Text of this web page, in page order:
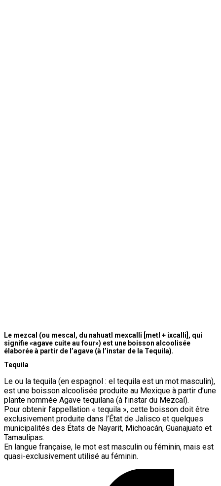
Le mezcal (ou mescal, du nahuatl mexcalli [metl + ixcalli], qui
signifie «agave cuite au four») est une boisson alcoolisée
élaborée à partir de l’agave (à l’instar de la Tequila).
Tequila
Le ou la tequila (en espagnol : el tequila est un mot masculin),
est une boisson alcoolisée produite au Mexique à partir d’une
plante nommée Agave tequilana (à l’instar du Mezcal).
Pour obtenir l’appellation « tequila », cette boisson doit être
exclusivement produite dans l’État de Jalisco et quelques
municipalités des États de Nayarit, Michoacán, Guanajuato et
Tamaulipas.
En langue française, le mot est masculin ou féminin, mais est
quasi-exclusivement utilisé au féminin.